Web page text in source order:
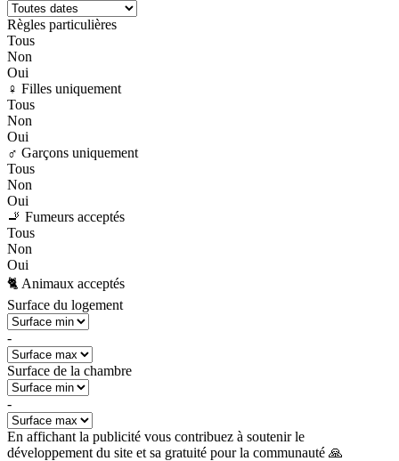
Règles particulières
Tous
Non
Oui
♀️ Filles uniquement
Tous
Non
Oui
♂️ Garçons uniquement
Tous
Non
Oui
🚬 Fumeurs acceptés
Tous
Non
Oui
🐈 Animaux acceptés
Surface du logement
-
Surface de la chambre
-
En affichant la publicité vous contribuez à soutenir le
développement du site et sa gratuité pour la communauté 🙏